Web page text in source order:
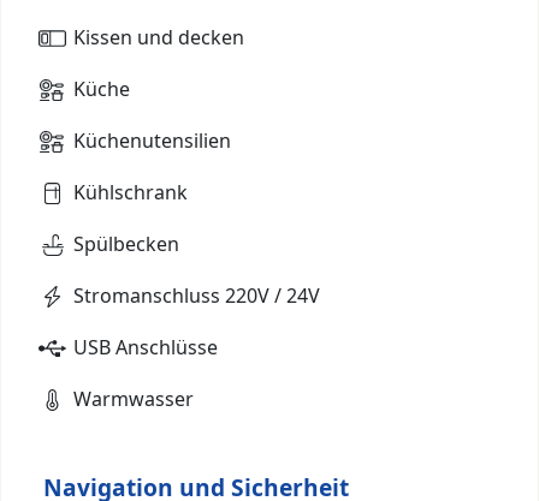
Kissen und decken
Küche
Küchenutensilien
Kühlschrank
Spülbecken
Stromanschluss 220V / 24V
USB Anschlüsse
Warmwasser
Navigation und Sicherheit